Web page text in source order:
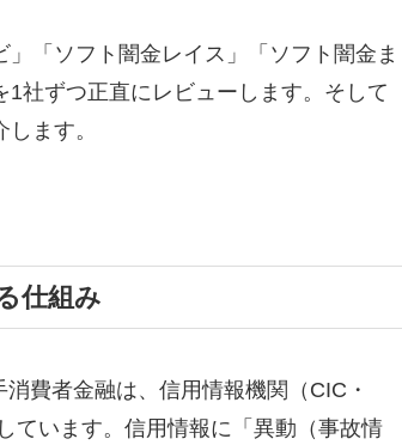
「ソフト闇金レイス」「ソフト闇金ま
社ずつ正直にレビューします。そして
ます。
仕組み
費者金融は、信用情報機関（CIC・
しています。信用情報に「異動（事故情